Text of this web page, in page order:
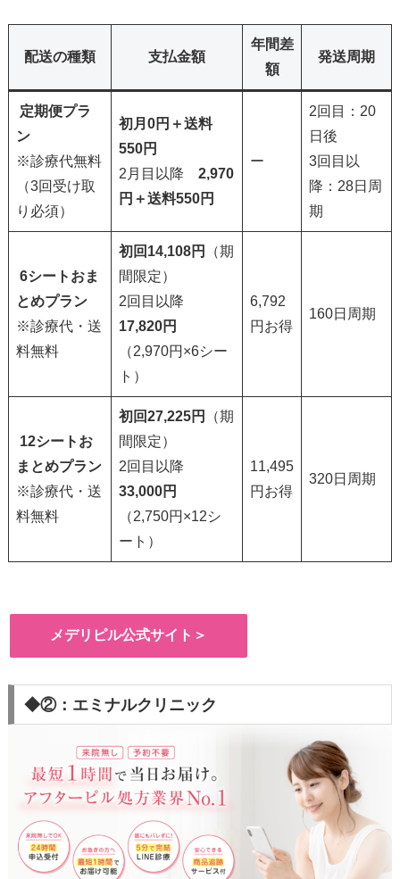
配送の種類 支払金額
年間差
額
発送周期
定期便プラ
ン
※診療代無料
（3回受け取
り必須）
初月0円＋送料
550円
2月目以降 2,970
円＋送料550円
ー
2回目：20
日後
3回目以
降：28日周
期
6シートおま
とめプラン
※診療代・送
料無料
初回 14,108円
（期
間限定）
2回目以降
17,820円
（2,970円×6シー
ト）
6,792
円お得
160日周期
12シートお
まとめプラン
※診療代・送
料無料
初回27,225円
（期
間限定）
2回目以降
33,000円
（2,750円×12シ
ート）
11,495
円お得
320日周期
メデリピル公式サイト＞
◆②：エミナルクリニック